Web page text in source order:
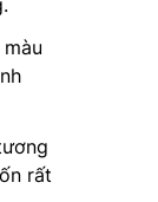
rất